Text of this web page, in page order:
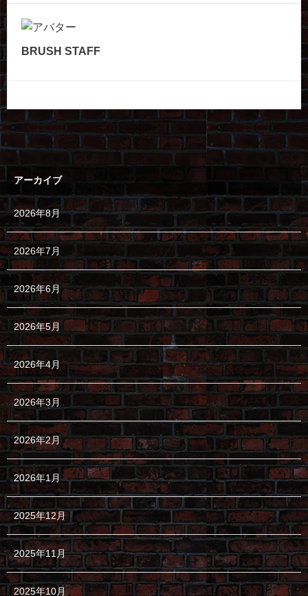
BRUSH STAFF
アーカイブ
2026年8月
2026年7月
2026年6月
2026年5月
2026年4月
2026年3月
2026年2月
2026年1月
2025年12月
2025年11月
2025年10月